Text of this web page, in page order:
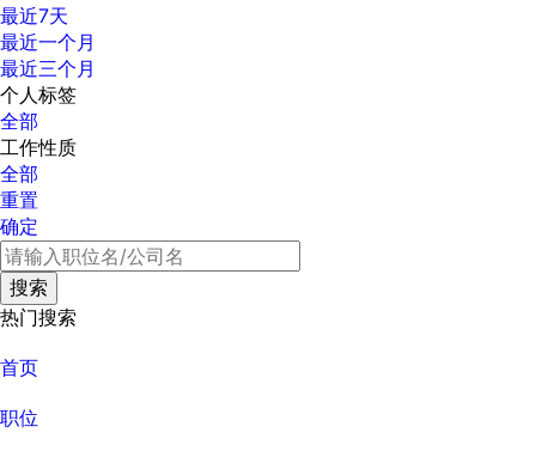
最近7天
最近一个月
最近三个月
个人标签
全部
工作性质
全部
重置
确定
热门搜索
首页
职位